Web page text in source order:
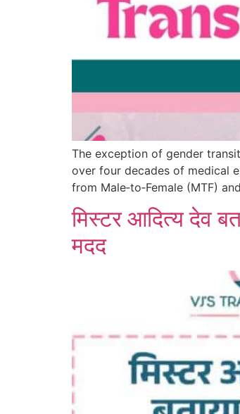
The exception of gender
over four decades of medical
from Male‑to‑Female (MTF)
मिस्टर आदित्य देव
मदद